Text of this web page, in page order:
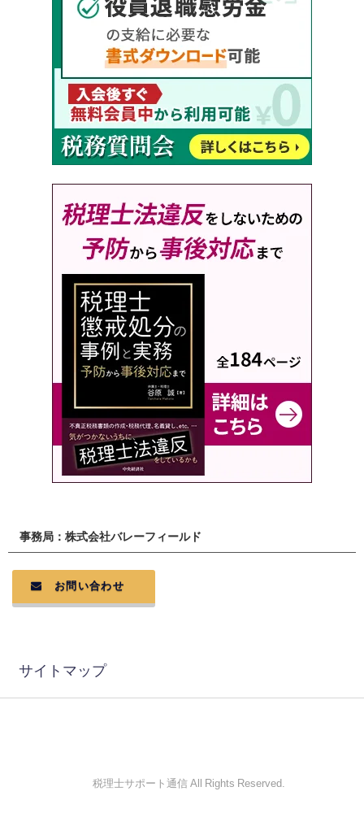
事務局：株式会社バレーフィールド
お問い合わせ
サイトマップ
© 税理士サポート通信 All Rights Reserved.